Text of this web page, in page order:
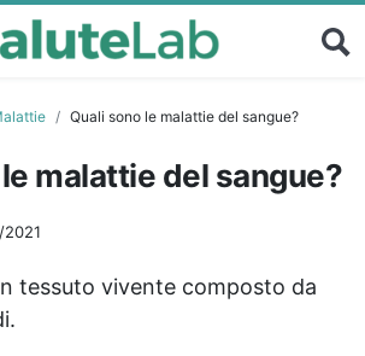
Quali sono le malattie del sangue?
malattie del sangue?
tessuto vivente composto da